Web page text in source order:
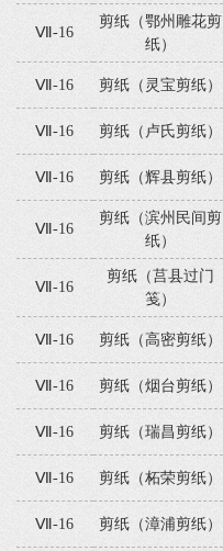
Ⅶ-16
剪纸（鄂州雕花剪
纸）
Ⅶ-16 剪纸（灵宝剪纸）
Ⅶ-16 剪纸（卢氏剪纸）
Ⅶ-16 剪纸（辉县剪纸）
Ⅶ-16
剪纸（滨州民间剪
纸）
Ⅶ-16
剪纸（莒县过门
笺）
Ⅶ-16 剪纸（高密剪纸）
Ⅶ-16 剪纸（烟台剪纸）
Ⅶ-16 剪纸（瑞昌剪纸）
Ⅶ-16 剪纸（柘荣剪纸）
Ⅶ-16 剪纸（漳浦剪纸）